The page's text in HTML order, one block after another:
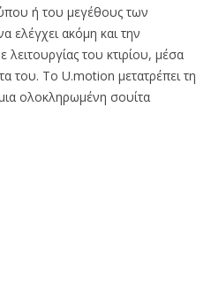
ή του μεγέθους των
ελέγχει ακόμη και την
λειτουργίας του κτιρίου, μέσα
του. Το U.motion μετατρέπει τη
ολοκληρωμένη σουίτα